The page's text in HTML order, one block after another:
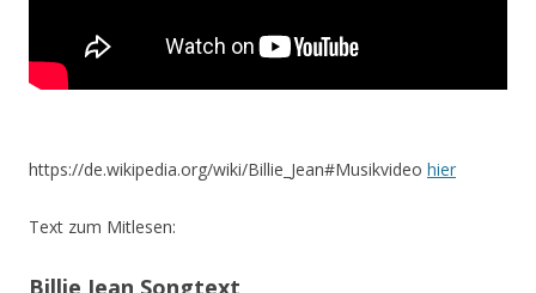
https://de.wikipedia.org/wiki/Billie_Jean#Musikvideo hier
Text zum Mitlesen:
Billie Jean Songtext